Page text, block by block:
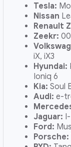
Tesla:
Nissan
Renault
Zeekr:
iX, iX3
Hyundai:
Ioniq 6
Kia: Soul
Audi:e-
Jaguar:
Ford:
Porsche: